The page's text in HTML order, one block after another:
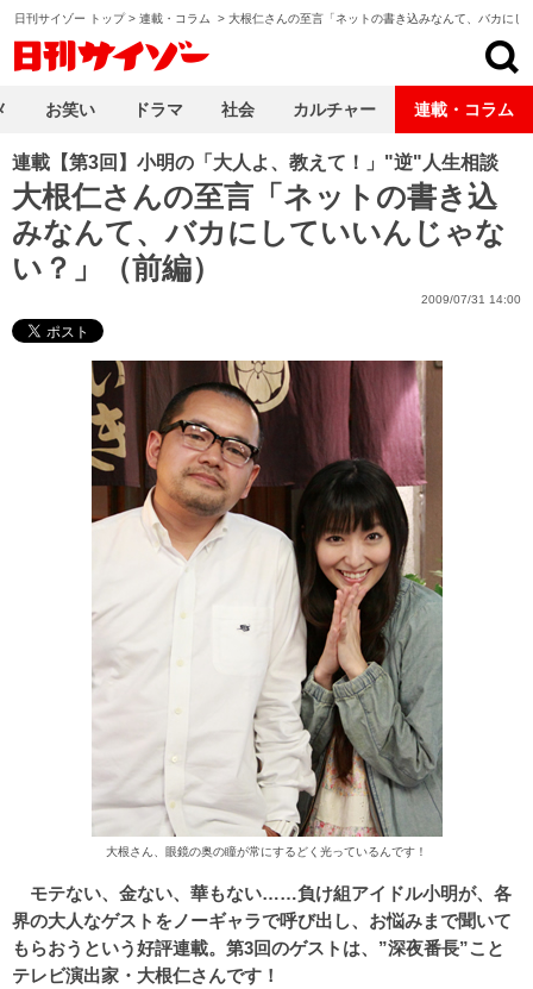
日刊サイゾー トップ> 連載・コラム > 大根仁さんの至言「ネットの書き込みなんて、バカにし
連載【第3回】小明の「大人よ、教えて！」"逆"人生相談
大根仁さんの至言「ネットの書き込
みなんて、バカにしていいんじゃな
い？」（前編）
2009/07/31 14:00
大根さん、眼鏡の奥の瞳が常にするどく光っているんです！
モテない、金ない、華もない……負け組アイドル小明が、各
界の大人なゲストをノーギャラで呼び出し、お悩みまで聞いて
もらおうという好評連載。第3回のゲストは、”深夜番長”こと
テレビ演出家・大根仁さんです！
お笑い ドラマ 社会 カルチャー 連載・コラム